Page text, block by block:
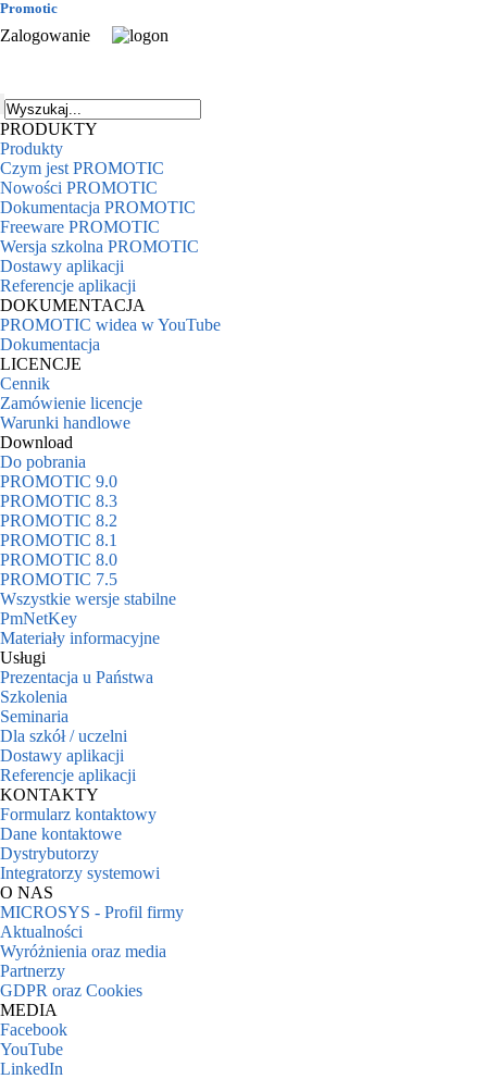
Promotic
Zalogowanie
PRODUKTY
Produkty
Czym jest PROMOTIC
Nowości PROMOTIC
Dokumentacja PROMOTIC
Freeware PROMOTIC
Wersja szkolna PROMOTIC
Dostawy aplikacji
Referencje aplikacji
DOKUMENTACJA
PROMOTIC widea w YouTube
Dokumentacja
LICENCJE
Cennik
Zamówienie licencje
Warunki handlowe
Download
Do pobrania
PROMOTIC 9.0
PROMOTIC 8.3
PROMOTIC 8.2
PROMOTIC 8.1
PROMOTIC 8.0
PROMOTIC 7.5
Wszystkie wersje stabilne
PmNetKey
Materiały informacyjne
Usługi
Prezentacja u Państwa
Szkolenia
Seminaria
Dla szkół / uczelni
Dostawy aplikacji
Referencje aplikacji
KONTAKTY
Formularz kontaktowy
Dane kontaktowe
Dystrybutorzy
Integratorzy systemowi
O NAS
MICROSYS - Profil firmy
Aktualności
Wyróżnienia oraz media
Partnerzy
GDPR oraz Cookies
MEDIA
Facebook
YouTube
LinkedIn